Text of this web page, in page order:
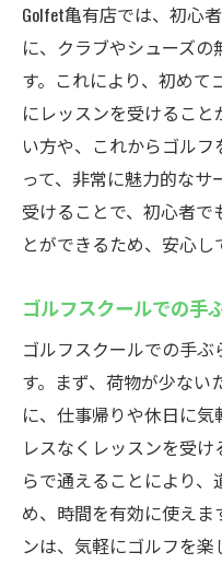
Golfet亀有店では、初心
に、クラブやシューズ
す。これにより、初め
にレッスンを受けるこ
い方や、これからゴル
って、非常に魅力的なサ
受けることで、初心者
とができるため、安心し
ゴルフスクールでの手
ゴルフスクールでの手
す。まず、荷物が少ない
に、仕事帰りや休日に
レスなくレッスンを受
らで通えることにより
め、時間を有効に使え
ンは、気軽にゴルフを